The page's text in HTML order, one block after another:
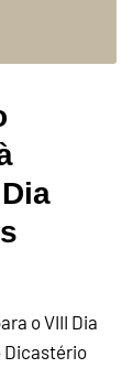
o VIII Dia
Dicastério